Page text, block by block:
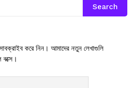
Search
করে নিন। আমাদের নতুন লেখাগুলি